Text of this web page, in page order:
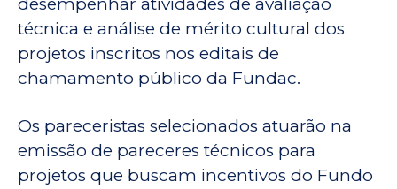
técnica e análise de mérito cultural dos
projetos inscritos nos editais de
chamamento público da Fundac.
Os pareceristas selecionados atuarão na
emissão de pareceres técnicos para
projetos que buscam incentivos do Fundo